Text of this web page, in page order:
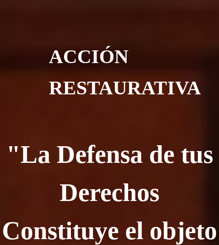
ACCIÓN
RESTAURATIVA
"La Defensa de tus
Derechos
Constituye el objeto